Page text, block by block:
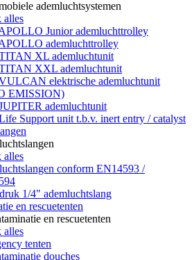
ademluchtsystemen
alles
Junior ademluchttrolley
ademluchttrolley
XL ademluchtunit
XXL ademluchtunit
elektrische ademluchtunit
EMISSION)
ademluchtunit
Support unit t.b.v. inert entry / catalyst
alles
conform EN14593 /
1/4" ademluchtslang
en rescuetenten
en rescuetenten
alles
tenten
douches